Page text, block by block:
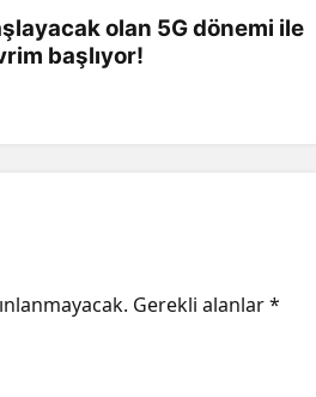
olan 5G dönemi ile
başlıyor!
Gerekli alanlar*